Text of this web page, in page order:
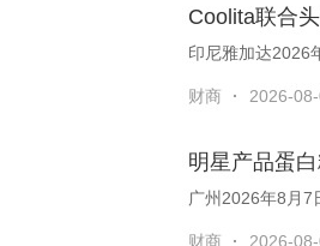
Coolita联合
财商 · 2026-
明星产品蛋
财商 · 2026-